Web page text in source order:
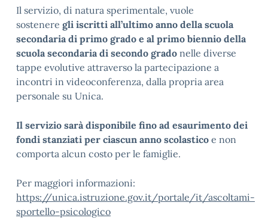
Il servizio, di natura sperimentale, vuole
sostenere gli iscritti all’ultimo anno della scuola
secondaria di primo grado e al primo biennio della
scuola secondaria di secondo grado nelle diverse
tappe evolutive attraverso la partecipazione a
incontri in videoconferenza, dalla propria area
personale su Unica.
Il servizio sarà disponibile fino ad esaurimento dei
fondi stanziati per ciascun anno scolastico e non
comporta alcun costo per le famiglie.
Per maggiori informazioni:
https://unica.istruzione.gov.it/portale/it/ascoltami-
sportello-psicologico